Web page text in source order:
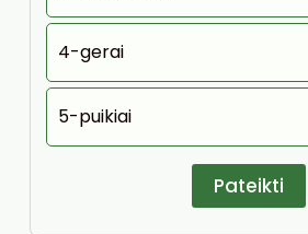
4-gerai
5-puikiai